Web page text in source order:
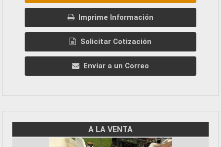
Imprime Información
Solicitar Cotización
Enviar a un Correo
A LA VENTA